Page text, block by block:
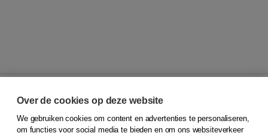
© 2026Koninklijke Boom uitgevers
Over de cookies op deze website
We gebruiken cookies om content en advertenties te personaliseren,
om functies voor social media te bieden en om ons websiteverkeer